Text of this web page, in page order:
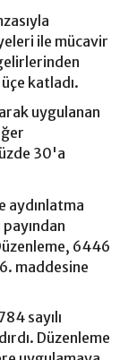
ile mücavir
katladı.
uygulanan
30'a
aydınlatma
6446
maddesine
sayılı
Düzenleme